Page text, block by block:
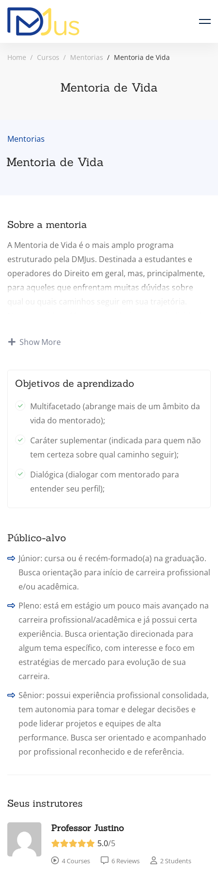
Home Cursos Mentorias Mentoria de Vida
Mentoria de Vida
Mentorias
Mentoria de Vida
Sobre a mentoria
A Mentoria de Vida é o mais amplo programa
estruturado pela DMJus. Destinada a estudantes e
operadores do Direito em geral, mas, principalmente,
para aqueles que enfrentam muitas dúvidas sobre
qual ou quais caminhos seguir em sua trajetória.
central do processo de garimpo das suas habilidades,
sua carreira.
Carga horária de 25 a 40 horas, com certificado e
possibilidade de contratação de encontros extras.
Show More
Objetivos de aprendizado
Multifacetado (abrange mais de um âmbito da
vida do mentorado);
Caráter suplementar (indicada para quem não
tem certeza sobre qual caminho seguir);
Dialógica (dialogar com mentorado para
entender seu perfil);
Público-alvo
Júnior: cursa ou é recém-formado(a) na graduação.
Busca orientação para início de carreira profissional
e/ou acadêmica.
Pleno: está em estágio um pouco mais avançado na
carreira profissional/acadêmica e já possui certa
experiência. Busca orientação direcionada para
algum tema específico, com interesse e foco em
estratégias de mercado para evolução de sua
carreira.
Sênior: possui experiência profissional consolidada,
tem autonomia para tomar e delegar decisões e
pode liderar projetos e equipes de alta
performance. Busca ser orientado e acompanhado
por profissional reconhecido e de referência.
Seus instrutores
Professor Justino
5.0/5
4 Courses 6 Reviews 2 Students